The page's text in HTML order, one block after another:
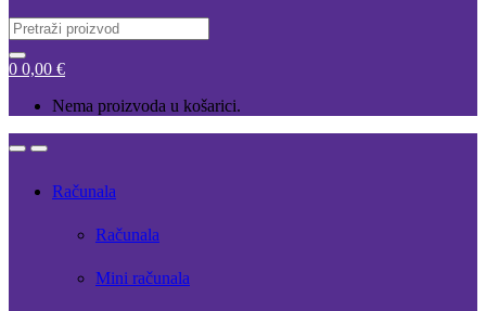
Search
for:
0 0,00 €
Nema proizvoda u košarici.
OpenClose
Računala
Računala
Mini računala